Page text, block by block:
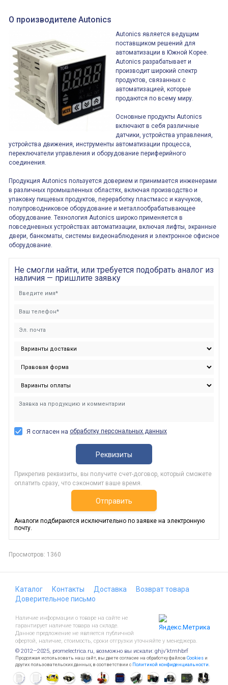
О производителе Autonics
Autonics является ведущим
поставщиком решений для
автоматизации в Южной Корее.
Autonics разрабатывает и
производит широкий спектр
продуктов, связанных с
автоматизацией, которые
продаются по всему миру.
Основные продукты Autonics
включают в себя различные
датчики, устройства управления,
устройства движения, инструменты автоматизации процесса,
переключатели управления и оборудование периферийного
соединения.
Продукция Autonics пользуется доверием и принимается инженерами
в различных промышленных областях, включая производство и
упаковку пищевых продуктов, переработку пластмасс и каучуков,
полупроводниковое оборудование и металлообрабатывающее
оборудование. Технология Autonics широко применяется в
повседневных устройствах автоматизации, включая лифты, экранные
двери, банкоматы, системы видеонаблюдения и электронное офисное
оборудование.
Не смогли найти, или требуется подобрать аналог из
наличия — пришлите заявку
Я согласен на обработку персональных данных
Реквизиты
Прикрепив реквизиты, вы получите счет-договор, который сможете
оплатить сразу, что сэкономит ваше время.
Отправить
Аналоги подбираются исключительно по заявке на электронную
почту.
Просмотров: 1360
Каталог Контакты Доставка
Возврат товара
Доверительное письмо
Наличие информации о товаре на сайте не
гарантирует наличие товара на складе.
Данное предложение не является публичной
офертой, наличие, стоимость, сроки отгрузки уточняйте у менеджера.
© 2012—2025, promelectrica.ru, возможно вы искали: ghjv'ktrnhbrf
Продолжая использовать наш сайт, вы даете согласие на обработку файлов Cookies и
других пользовательских данных, в соответствии с Политикой конфиденциальности.